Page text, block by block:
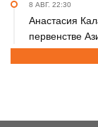
8 АВГ. 22:30
Анастасия
первенстве
8 АВГ. 16:30